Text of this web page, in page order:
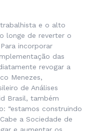
e o alto
longe de reverter o
incorporar
das
revogar a
Menezes,
de Análises
Brasil, também
“estamos construindo
a Sociedade de